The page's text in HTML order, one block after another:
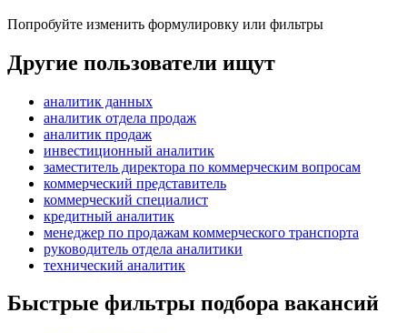
Попробуйте изменить формулировку или фильтры
Другие пользователи ищут
аналитик данных
аналитик отдела продаж
аналитик продаж
инвестиционный аналитик
заместитель директора по коммерческим вопросам
коммерческий представитель
коммерческий специалист
кредитный аналитик
менеджер по продажам коммерческого транспорта
руководитель отдела аналитики
технический аналитик
Быстрые фильтры подбора вакансий